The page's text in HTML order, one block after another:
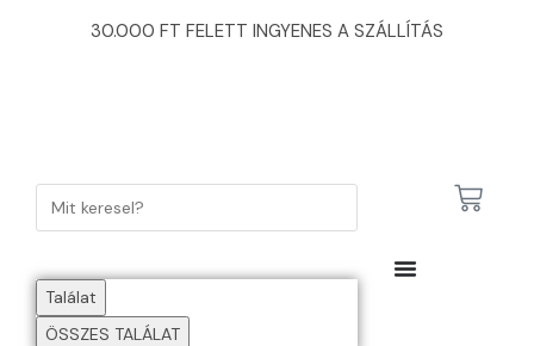
30.000 FT FELETT INGYENES A SZÁLLÍTÁS
Találat
ÖSSZES TALÁLAT